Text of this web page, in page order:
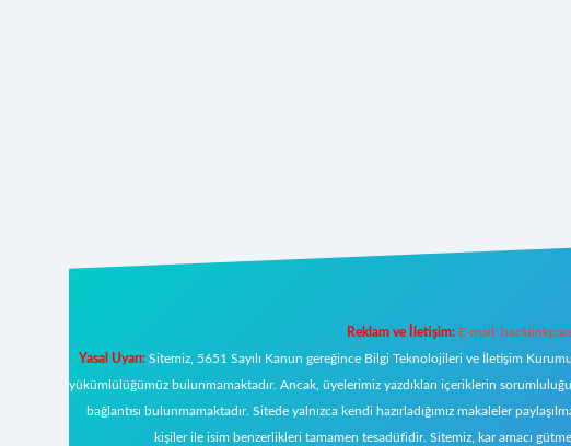
Reklam ve İletişim: E-mail:
Yasal Uyarı:Sitemiz, 5651 Sayılı Kanun gereğince Bilgi Teknolojileri ve İletişim
yükümlülüğümüz bulunmamaktadır. Ancak, üyelerimiz yazdıkları içeriklerin
bağlantısı bulunmamaktadır. Sitede yalnızca kendi hazırladığımız makaleler
kişiler ile isim benzerlikleri tamamen tesadüfidir. Sitemiz, kar amacı